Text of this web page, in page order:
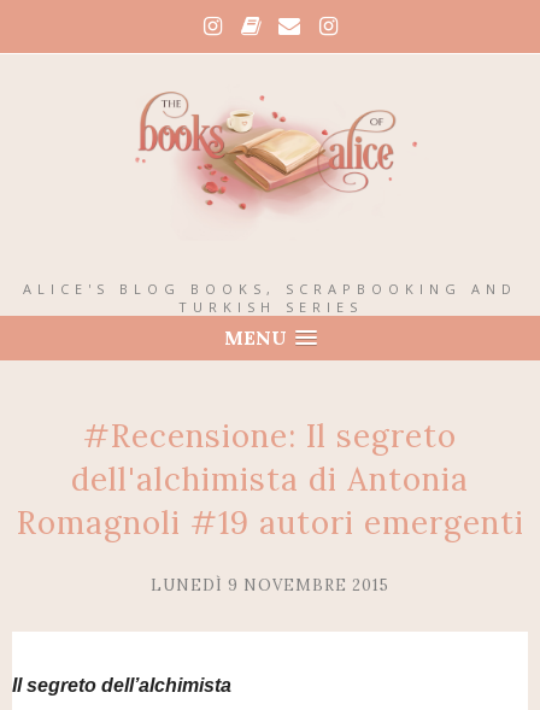
ALICE'S BLOG BOOKS, SCRAPBOOKING AND
TURKISH SERIES
MENU
#Recensione: Il segreto
dell'alchimista di Antonia
Romagnoli #19 autori emergenti
LUNEDÌ 9 NOVEMBRE 2015
Il segreto dell’alchimista